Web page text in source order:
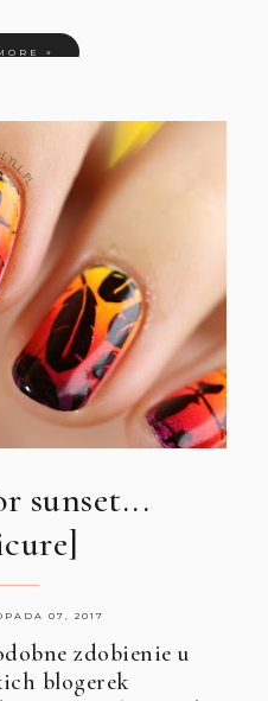
»
sunset...
07, 2017
zdobienie u
blogerek